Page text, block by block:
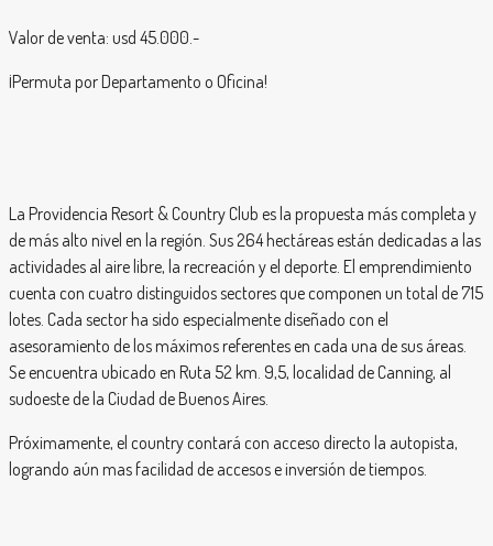
Valor de venta: usd 45.000.-
¡Permuta por Departamento o Oficina!
La Providencia Resort & Country Club es la propuesta más completa y
de más alto nivel en la región. Sus 264 hectáreas están dedicadas a las
actividades al aire libre, la recreación y el deporte. El emprendimiento
cuenta con cuatro distinguidos sectores que componen un total de 715
lotes. Cada sector ha sido especialmente diseñado con el
asesoramiento de los máximos referentes en cada una de sus áreas.
Se encuentra ubicado en Ruta 52 km. 9,5, localidad de Canning, al
sudoeste de la Ciudad de Buenos Aires.
Próximamente, el country contará con acceso directo la autopista,
logrando aún mas facilidad de accesos e inversión de tiempos.